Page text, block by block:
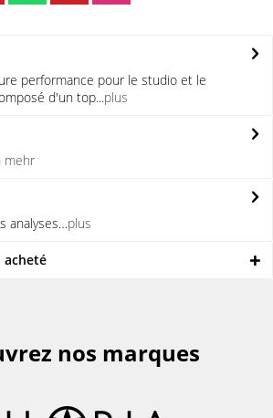
performance pour le studio et le
d'un top...plus
mehr
analyses…plus
acheté
nos marques